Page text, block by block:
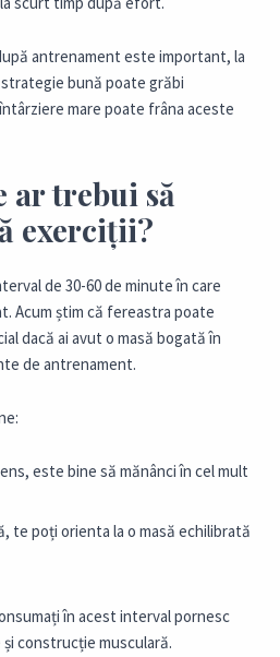
antrenament este important, la
bună poate grăbi
mare poate frâna aceste
ar trebui să
exerciții?
de 30-60 de minute în care
Acum știm că fereastra poate
dacă ai avut o masă bogată în
de antrenament.
este bine să mănânci în cel mult
te poți orienta la o masă echilibrată
în acest interval pornesc
construcție musculară.